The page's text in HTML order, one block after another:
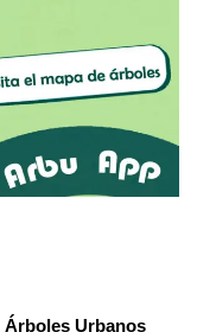
Árboles Urbanos